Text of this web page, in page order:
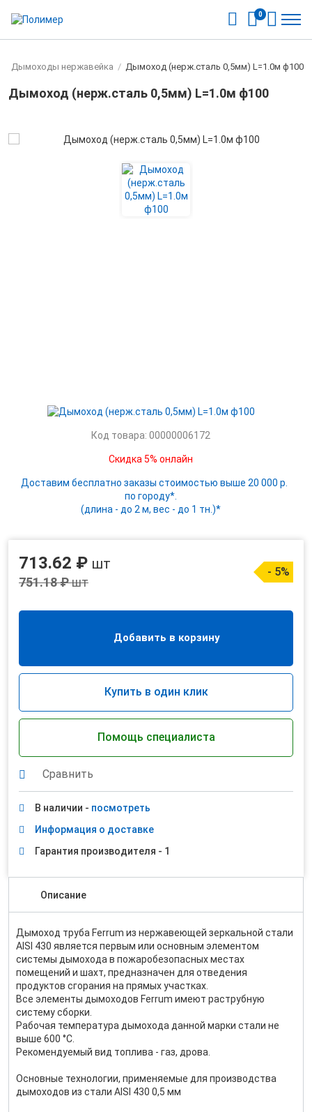
0
Дымоходы нержавейка / Дымоход (нерж.сталь 0,5мм) L=1.0м ф100
Дымоход (нерж.сталь 0,5мм) L=1.0м ф100
Код товара: 00000006172
Скидка 5% онлайн
Доставим бесплатно заказы стоимостью выше 20 000 р.
по городу*.
(длина - до 2 м, вес - до 1 тн.)*
713.62 ₽ шт
751.18 ₽шт
- 5%
Добавить в корзину
Купить в один клик
Помощь специалиста
Сравнить
В наличии - посмотреть
Информация о доставке
Гарантия производителя - 1
Описание
Дымоход труба Ferrum из нержавеющей зеркальной стали
AISI 430 является первым или основным элементом
системы дымохода в пожаробезопасных местах
помещений и шахт, предназначен для отведения
продуктов сгорания на прямых участках.
Все элементы дымоходов Ferrum имеют раструбную
систему сборки.
Рабочая температура дымохода данной марки стали не
выше 600 °С.
Рекомендуемый вид топлива - газ, дрова.
Основные технологии, применяемые для производства
дымоходов из стали AISI 430 0,5 мм